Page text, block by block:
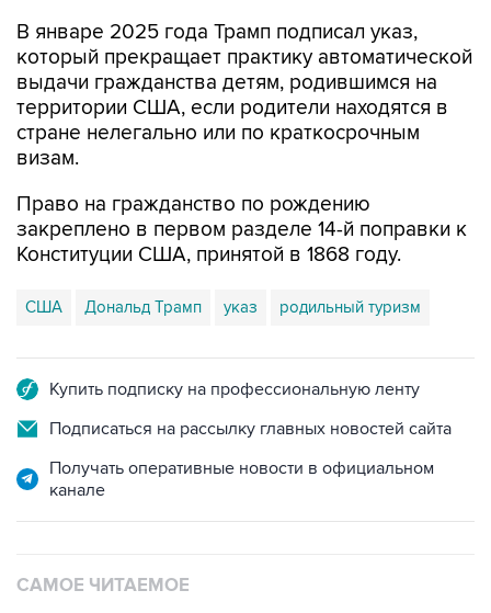
В январе 2025 года Трамп подписал указ,
который прекращает практику автоматической
выдачи гражданства детям, родившимся на
территории США, если родители находятся в
стране нелегально или по краткосрочным
визам.
Право на гражданство по рождению
закреплено в первом разделе 14-й поправки к
Конституции США, принятой в 1868 году.
США Дональд Трамп указ родильный туризм
Купить подписку на профессиональную ленту
Подписаться на рассылку главных новостей сайта
Получать оперативные новости в официальном
канале
САМОЕ ЧИТАЕМОЕ